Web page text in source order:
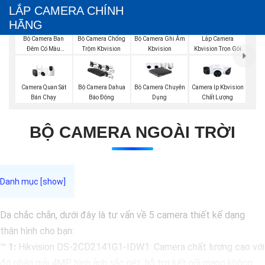
LẮP CAMERA CHÍNH
HÃNG
Bộ Camera Ban
Đêm Có Màu
Bộ Camera Chống
Trộm Kbvision
Bộ Camera Ghi Âm
Kbvision
Lắp Camera
Kbvision Trọn Gói
Camera Quan Sát
Bán Chạy
Bộ Camera Dahua
Báo Động
Bộ Camera Chuyên
Dụng
Camera Ip Kbvision
Chất Lượng
BỘ CAMERA NGOÀI TRỜI
Dạ chắc chắn, dưới đây là tư vấn về 5 camera thiết kế dạng
thân hình cho bạn:
™️ 1: Hikvision DS-2CD2141G1-IDW1: Camera chất lượng cao với